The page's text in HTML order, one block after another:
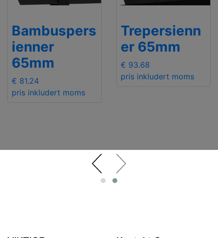
Bambuspers
ienner
65mm
€ 81.24
pris inkludert moms
Trepersienn
er 65mm
€ 93.68
pris inkludert moms